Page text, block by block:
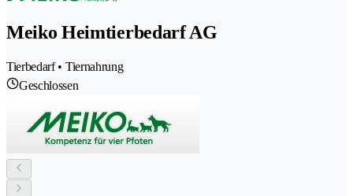
Meiko Heimtierbedarf AG
Tierbedarf • Tiernahrung
Geschlossen